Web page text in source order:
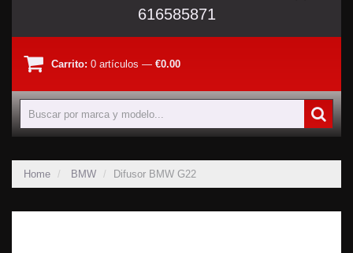
616585871
Carrito: 0 artículos — €0.00
Home BMW Difusor BMW G22